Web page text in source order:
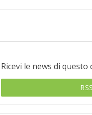
Ricevi le news di